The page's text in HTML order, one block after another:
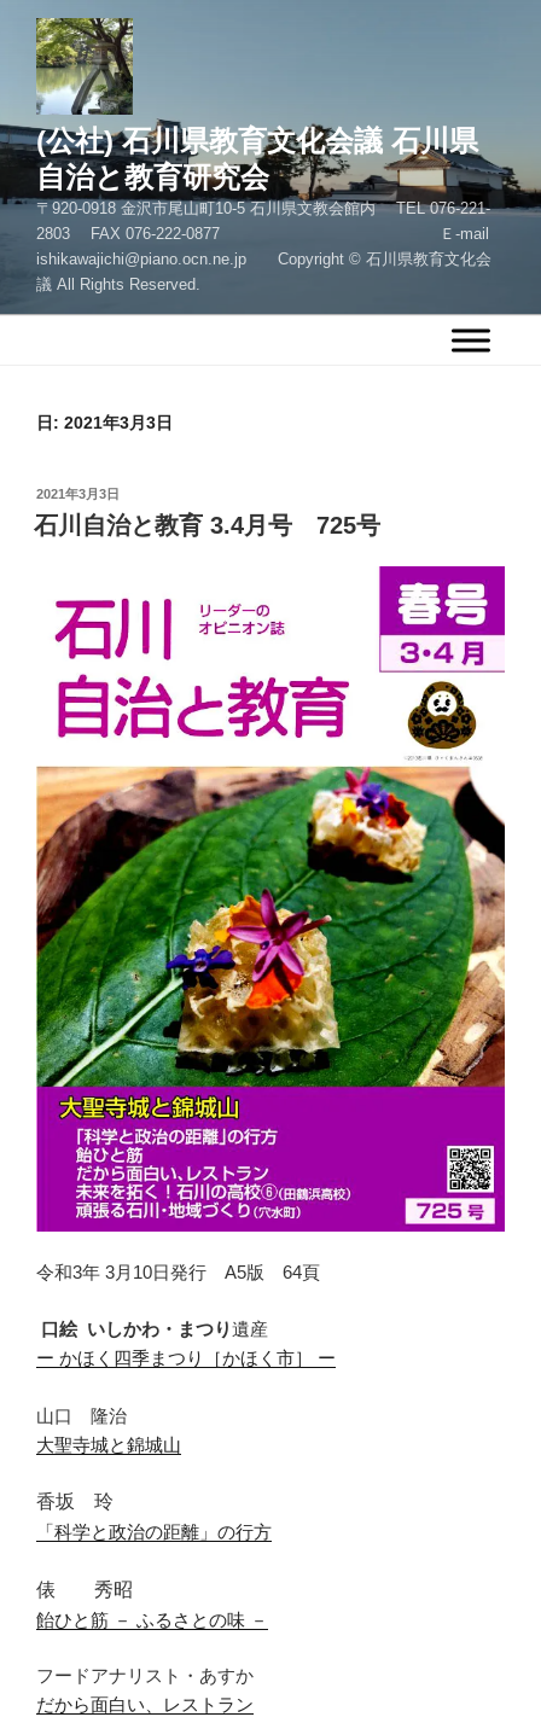
ツ
へ
(公社) 石川県教育文化会議 石川県
自治と教育研究会
〒920-0918 金沢市尾山町10-5 石川県文教会館内 TEL 076-221-
2803 FAX 076-222-0877 Ｅ-mail
ishikawajichi@piano.ocn.ne.jp Copyright © 石川県教育文化会
議 All Rights Reserved.
日: 2021年3月3日
投
稿
日:
2021年3月3日
石川自治と教育 3.4月号 725号
令和3年 3月10日発行 A5版 64頁
口絵 いしかわ ・ まつり遺産
ー かほく四季まつり ［かほく市］ ー
山口 隆治
大聖寺城と錦城山
香坂 玲
「科学と政治の距離」の行方
俵 秀昭
飴ひと筋 － ふるさとの味 －
フードアナリスト・あすか
だから面白い、レストラン